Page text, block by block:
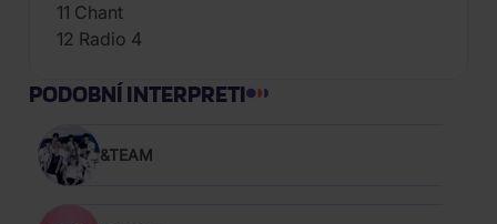
11 Chant
12 Radio 4
PODOBNÍ INTERPRETI
&TEAM